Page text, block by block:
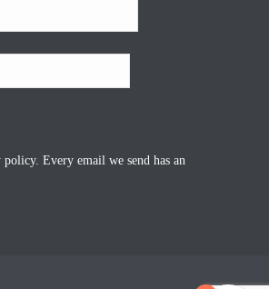
policy. Every email we send has an